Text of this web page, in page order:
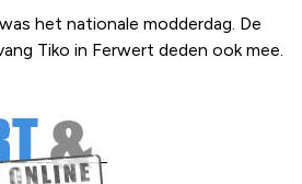
het nationale modderdag. De
Tiko in Ferwert deden ook mee.